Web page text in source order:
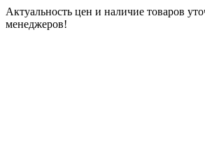
Актуальность цен и наличие товаров
менеджеров!